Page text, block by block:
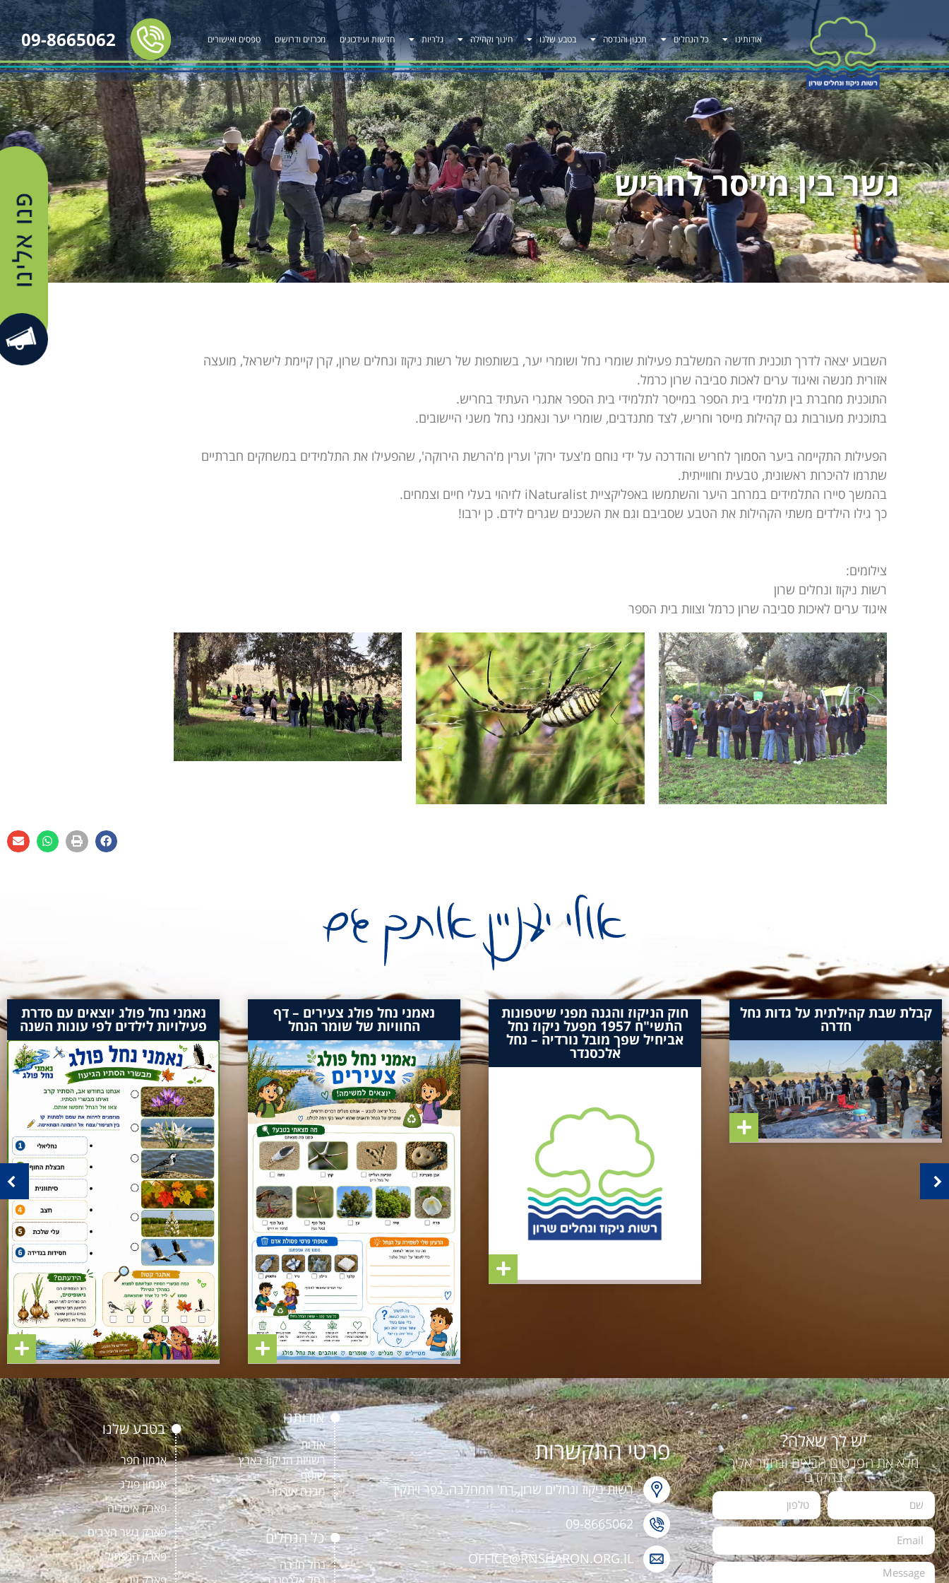
אודותינו כל הנחלים תכנון והנדסה בטבע שלנו חינוך וקהילה גלריות חדשות ועידכונים מכרזים ודרושים טפסים ואישורים 09-8665062
גשר בין מייסר לחריש
השבוע יצאה לדרך תוכנית חדשה המשלבת פעילות שומרי נחל ושומרי יער, בשותפות של רשות ניקוז ונחלים שרון, קרן קיימת לישראל, מועצה
אזורית מנשה ואיגוד ערים לאכות סביבה שרון כרמל.
התוכנית מחברת בין תלמידי בית הספר במייסר לתלמידי בית הספר אתגרי העתיד בחריש.
בתוכנית מעורבות גם קהילות מייסר וחריש, לצד מתנדבים, שומרי יער ונאמני נחל משני היישובים.
הפעילות התקיימה ביער הסמוך לחריש והודרכה על ידי נוחם מ'צעד ירוק' וערין מ'הרשת הירוקה', שהפעילו את התלמידים במשחקים חברתיים
שתרמו להיכרות ראשונית, טבעית וחווייתית.
בהמשך סיירו התלמידים במרחב היער והשתמשו באפליקציית iNaturalist לזיהוי בעלי חיים וצמחים.
כך גילו הילדים משתי הקהילות את הטבע שסביבם וגם את השכנים שגרים לידם. כן ירבו!
צילומים:
רשות ניקוז ונחלים שרון
איגוד ערים לאיכות סביבה שרון כרמל וצוות בית הספר
קבלת שבת קהילתית על גדות נחל
חדרה
חוק הניקוז והגנה מפני שיטפונות
התשי"ח 1957 מפעל ניקוז נחל
אביחיל שפך מובל נורדיה – נחל
אלכסנדר
נאמני נחל פולג צעירים – דף
החוויות של שומר הנחל
נאמני נחל פולג יוצאים עם סדרת
פעילויות לילדים לפי עונות השנה
יש לך שאלה?
מלא את הפרטים הבאים ונחזור אליך
בהקדם
פרטי התקשרות
רשות ניקוז ונחלים שרון, רח' המחלבה, כפר ויתקין
09-8665062
OFFICE@RNSHARON.ORG.IL
אודותנו
אודות
רשויות הניקוז בארץ
שוטף
מבנה אירגוני
כל הנחלים
נחל חדרה
נחל אלכסנדר
בטבע שלנו
אגמון חפר
אגמון פולג
פארק איטליה
פארק גשר הצבים
פארק הנפתול
פארק זיגן